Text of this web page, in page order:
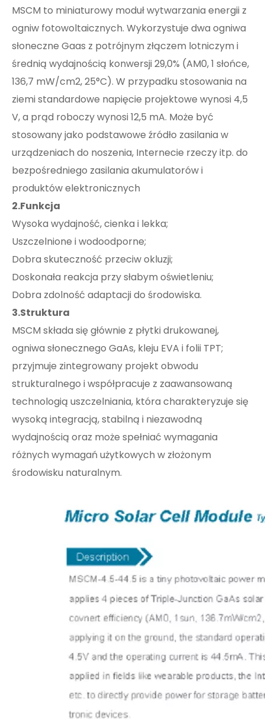
MSCM to miniaturowy moduł wytwarzania energii z
ogniw fotowoltaicznych. Wykorzystuje dwa ogniwa
słoneczne Gaas z potrójnym złączem lotniczym i
średnią wydajnością konwersji 29,0% (AM0, 1 słońce,
136,7 mW/cm2, 25°C). W przypadku stosowania na
ziemi standardowe napięcie projektowe wynosi 4,5
V, a prąd roboczy wynosi 12,5 mA. Może być
stosowany jako podstawowe źródło zasilania w
urządzeniach do noszenia, Internecie rzeczy itp. do
bezpośredniego zasilania akumulatorów i
produktów elektronicznych
2.Funkcja
Wysoka wydajność, cienka i lekka;
Uszczelnione i wodoodporne;
Dobra skuteczność przeciw okluzji;
Doskonała reakcja przy słabym oświetleniu;
Dobra zdolność adaptacji do środowiska.
3.Struktura
MSCM składa się głównie z płytki drukowanej,
ogniwa słonecznego GaAs, kleju EVA i folii TPT;
przyjmuje zintegrowany projekt obwodu
strukturalnego i współpracuje z zaawansowaną
technologią uszczelniania, która charakteryzuje się
wysoką integracją, stabilną i niezawodną
wydajnością oraz może spełniać wymagania
różnych wymagań użytkowych w złożonym
środowisku naturalnym.